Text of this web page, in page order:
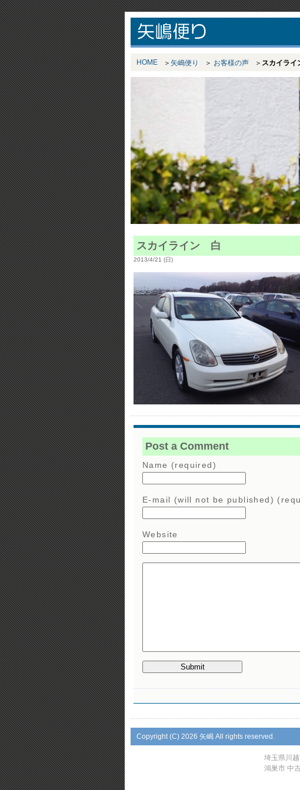
HOME 矢嶋便り お客様の声 スカイラ
スカイライン 白
2013/4/21 (日)
Post a Comment
Name (required)
E-mail (will not be published)
Website
Copyright (C) 2026 矢嶋 All rights reserved.
埼玉県川
鴻巣市 中